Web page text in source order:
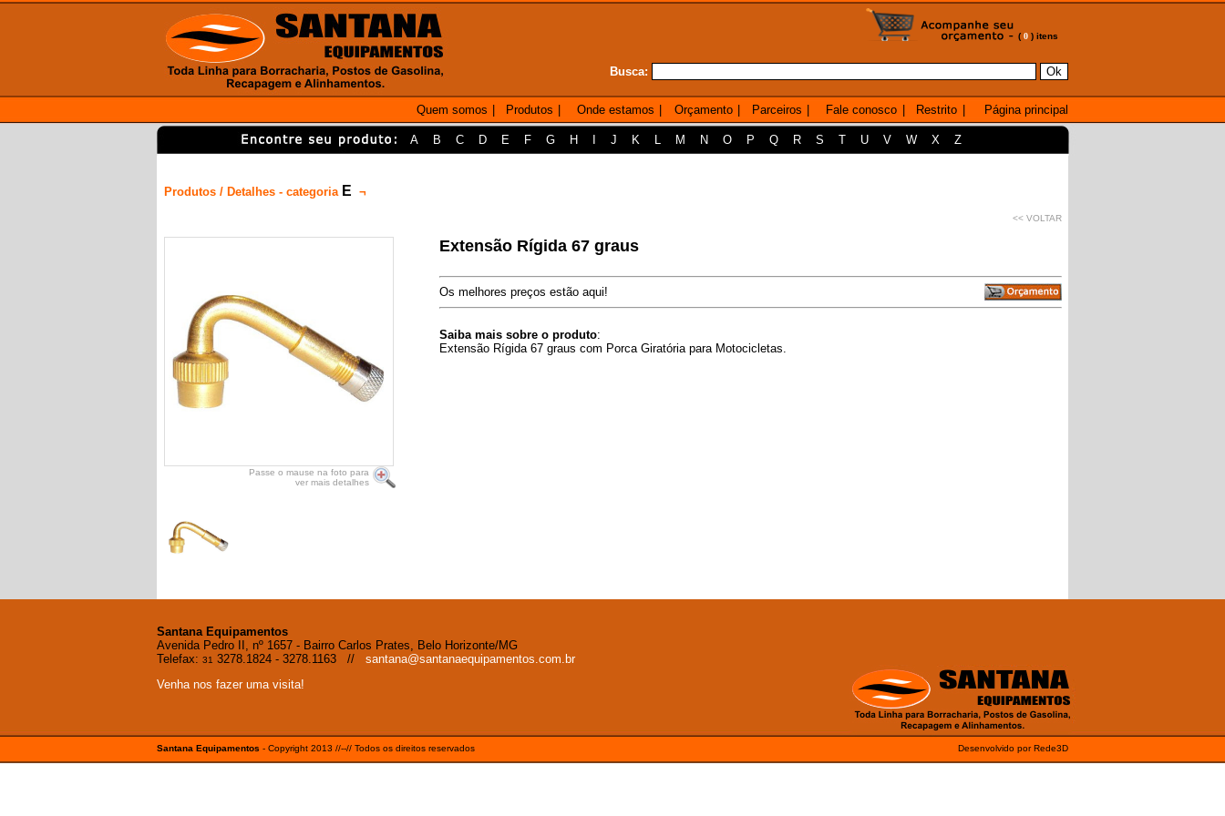
( 0 ) itens
Busca:
Quem somos Produtos Onde estamos Orçamento Parceiros Fale conosco Restrito Página principal
A B C D E F G H J K L M N O P Q R S T U V W X Z
Produtos / Detalhes - categoriaE ¬
<< VOLTAR
Passe o mause na foto para
ver mais detalhes
Extensão Rígida 67 graus
Os melhores preços estão aqui!
Saiba mais sobre o produto:
Extensão Rígida 67 graus com Porca Giratória para Motocicletas.
Santana Equipamentos
Avenida Pedro II, nº 1657 - Bairro Carlos Prates, Belo Horizonte/MG
Telefax: 31 3278.1824 - 3278.1163 // santana@santanaequipamentos.com.br
Venha nos fazer uma visita!
Santana Equipamentos - Copyright 2013 //--// Todos os direitos reservados Desenvolvido por Rede3D